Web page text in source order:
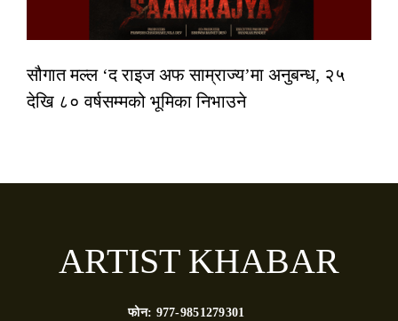
सौगात मल्ल ‘द राइज अफ साम्राज्य’मा अनुबन्ध, २५
देखि ८० वर्षसम्मको भूमिका निभाउने
ARTIST KHABAR
फोन: 977-9851279301